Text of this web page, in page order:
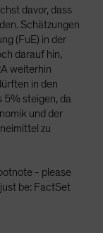
davor, dass
Schätzungen
(FuE) in der
darauf hin,
weiterhin
in den
5% steigen, da
und der
zu
- please
be: FactSet